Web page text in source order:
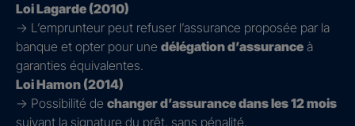
Loi Lagarde (2010)
→ L’emprunteur peut refuser l’assurance proposée par la
banque et opter pour une délégation d’assurance à
garanties équivalentes.
Loi Hamon (2014)
→ Possibilité de changer d’assurance dans les 12 mois
suivant la signature du prêt, sans pénalité.